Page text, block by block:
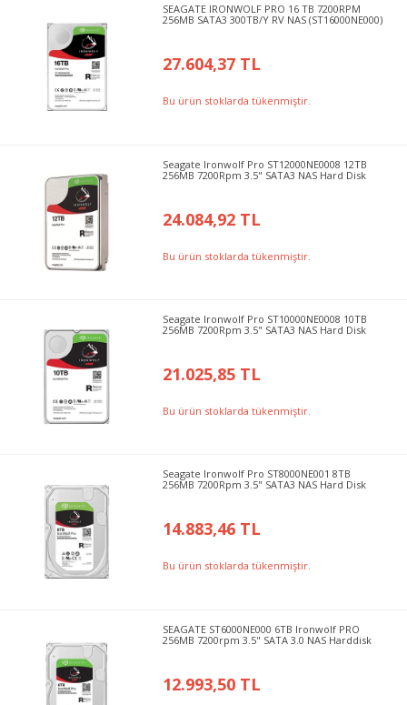
SEAGATE IRONWOLF PRO 16 TB 7200RPM
256MB SATA3 300TB/Y RV NAS (ST16000NE000)
27.604,37 TL
Bu ürün stoklarda tükenmiştir.
Seagate Ironwolf Pro ST12000NE0008 12TB
256MB 7200Rpm 3.5" SATA3 NAS Hard Disk
24.084,92 TL
Bu ürün stoklarda tükenmiştir.
Seagate Ironwolf Pro ST10000NE0008 10TB
256MB 7200Rpm 3.5" SATA3 NAS Hard Disk
21.025,85 TL
Bu ürün stoklarda tükenmiştir.
Seagate Ironwolf Pro ST8000NE001 8TB
256MB 7200Rpm 3.5" SATA3 NAS Hard Disk
14.883,46 TL
Bu ürün stoklarda tükenmiştir.
SEAGATE ST6000NE000 6TB Ironwolf PRO
256MB 7200rpm 3.5" SATA 3.0 NAS Harddisk
12.993,50 TL